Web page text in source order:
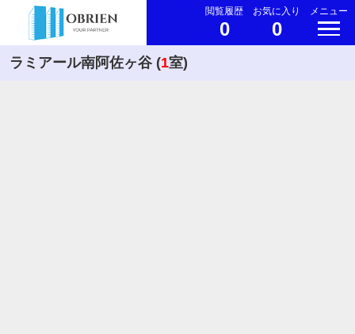
閲覧履歴
0
お気に入り
0
メニュー
ラミアール南阿佐ヶ谷 (1室)